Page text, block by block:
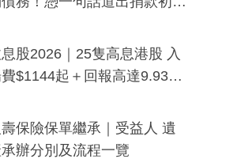
被誤當詐騙手段
股2026｜25隻高息港股 入
$1144起＋回報高達9.93
壽保險保單繼承｜受益人 遺
辦分別及流程一覽